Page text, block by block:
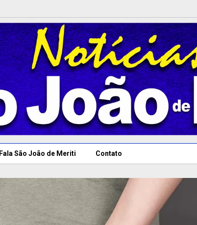
Fala São João de Meriti Contato